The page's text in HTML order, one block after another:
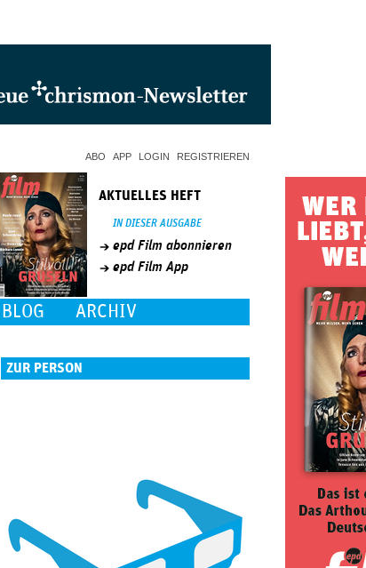
ABO APP LOGIN REGISTRIEREN
AKTUELLES HEFT
IN DIESER AUSGABE
epd Film abonnieren
epd Film App
BLOG ARCHIV
ZUR PERSON